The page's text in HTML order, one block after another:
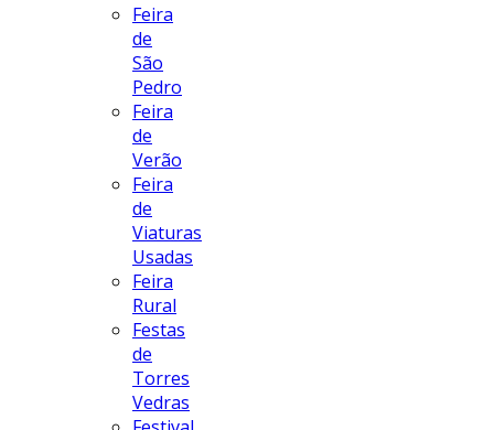
Feira
de
São
Pedro
Feira
de
Verão
Feira
de
Viaturas
Usadas
Feira
Rural
Festas
de
Torres
Vedras